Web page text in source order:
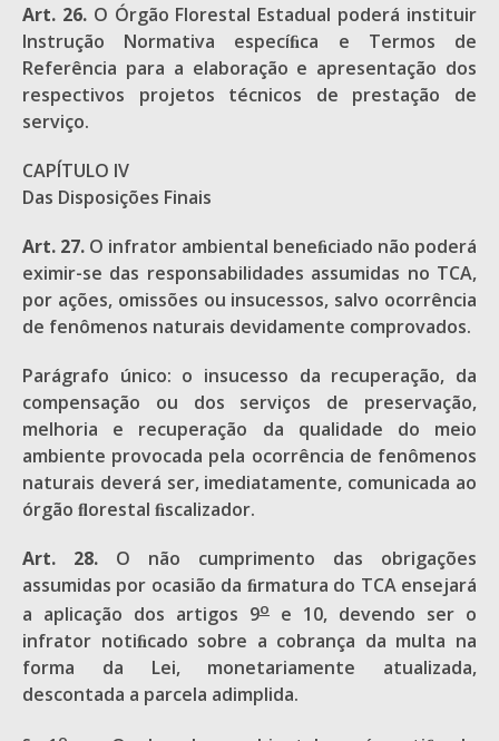
Art. 26.O Órgão Florestal Estadual poderá instituir
Instrução Normativa especíﬁca e Termos de
Referência para a elaboração e apresentação dos
respectivos projetos técnicos de prestação de
serviço.
CAPÍTULO IV
Das Disposições Finais
Art. 27. O infrator ambiental beneﬁciado não poderá
eximir-se das responsabilidades assumidas no TCA,
por ações, omissões ou insucessos, salvo ocorrência
de fenômenos naturais devidamente comprovados.
Parágrafo único: o insucesso da recuperação, da
compensação ou dos serviços de preservação,
melhoria e recuperação da qualidade do meio
ambiente provocada pela ocorrência de fenômenos
naturais deverá ser, imediatamente, comunicada ao
órgão ﬂorestal ﬁscalizador.
Art. 28. O não cumprimento das obrigações
assumidas por ocasião da ﬁrmatura do TCA ensejará
a aplicação dos artigos 9o
e 10, devendo ser o
infrator notiﬁcado sobre a cobrança da multa na
forma da Lei, monetariamente atualizada,
descontada a parcela adimplida.